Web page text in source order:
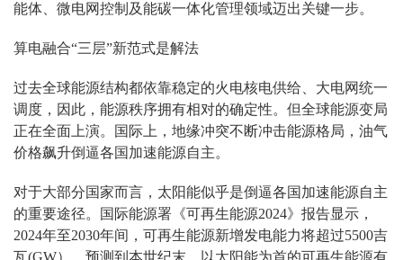
能体、微电网控制及能碳一体化管理领域迈出关键一步。
算电融合“三层”新范式是解法
过去全球能源结构都依靠稳定的火电核电供给、大电网统一
调度，因此，能源秩序拥有相对的确定性。但全球能源变局
正在全面上演。国际上，地缘冲突不断冲击能源格局，油气
价格飙升倒逼各国加速能源自主。
对于大部分国家而言，太阳能似乎是倒逼各国加速能源自主
的重要途径。国际能源署《可再生能源2024》报告显示，
2024年至2030年间，可再生能源新增发电能力将超过5500吉